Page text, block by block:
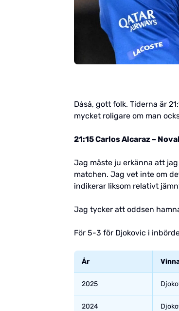
Dåså, gott folk. Tiderna är
mycket roligare om man
21:15 Carlos Alcaraz –
Jag måste ju erkänna att
matchen. Jag vet inte om
indikerar liksom relativt
Jag tycker att oddsen
För 5-3 för Djokovic i
År
2025
2024